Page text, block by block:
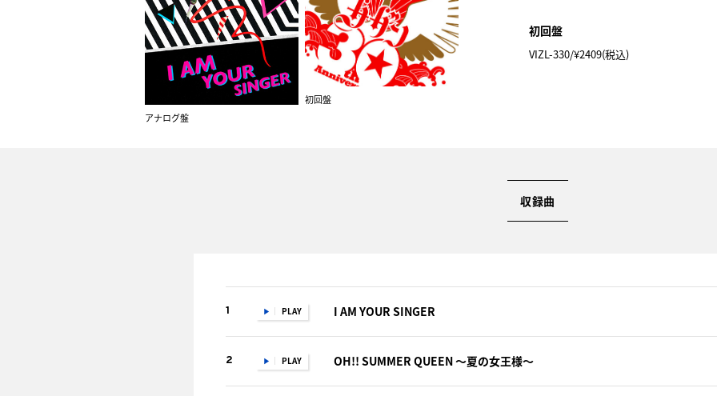
アナログ盤
初回盤
初回盤
VIZL-330/¥2409(税込)
収録曲
1 PLAY I AM YOUR SINGER
2 PLAY OH!! SUMMER QUEEN ～夏の女王様～